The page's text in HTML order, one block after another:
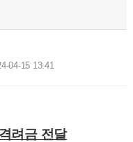
04-15 13:41
려금 전달